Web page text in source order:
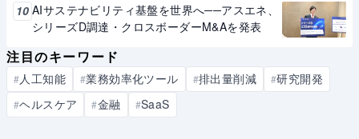
10 AIサステナビリティ基盤を世界へ──アスエネ、
シリーズD調達・クロスボーダーM&Aを発表
注目のキーワード
#人工知能 #業務効率化ツール #排出量削減 #研究開発
#ヘルスケア #金融 #SaaS